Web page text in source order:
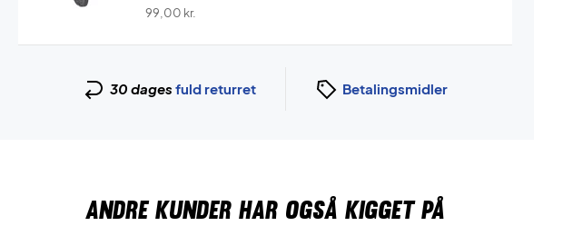
99,00 kr.
30 dages fuld returret Betalingsmidler
ANDRE KUNDER HAR OGSÅ KIGGET PÅ